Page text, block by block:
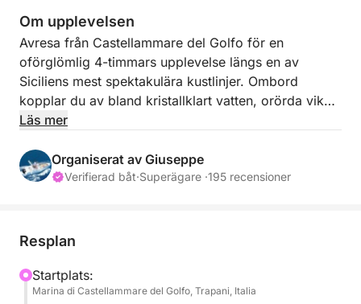
Om upplevelsen
Avresa från Castellammare del Golfo för en
oförglömlig 4-timmars upplevelse längs en av
Siciliens mest spektakulära kustlinjer. Ombord
kopplar du av bland kristallklart vatten, orörda vikar
och hisnande landskap, och seglar mellan
di Scopello tills du når San Vito Lo Capo. Denna tur
är perfekt för dig som söker en dag med
vackraste vikar, inklusive Fossa dello Stinco, Cala
Bianca och Cala Rossa, kända för sitt turkosa vatten
Läs mer
Organiserat av Giuseppe
Verifierad båt·Superägare ·195 recensioner
Resplan
Startplats:
Marina di Castellammare del Golfo, Trapani, Italia